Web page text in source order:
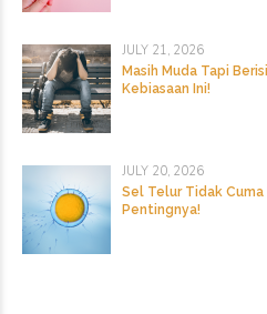
JULY 21, 2026
Masih Muda Tapi
Kebiasaan Ini!
JULY 20, 2026
Sel Telur Tidak Cuma
Pentingnya!